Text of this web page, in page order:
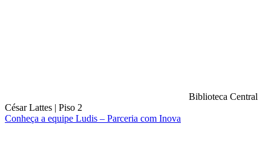
Biblioteca Central
César Lattes | Piso 2
Conheça a equipe Ludis – Parceria com Inova